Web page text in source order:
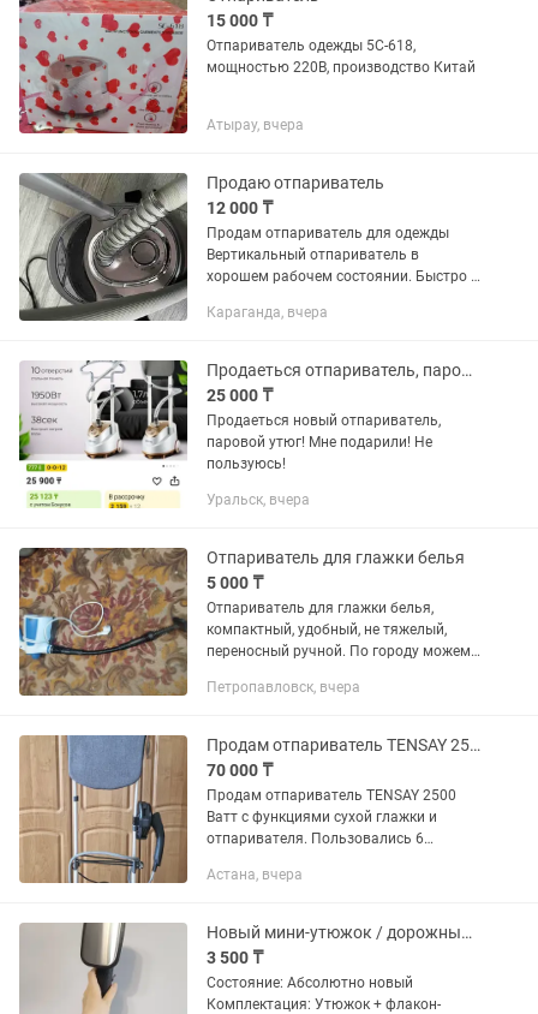
15 000 ₸
Отпариватель одежды 5C-618,
мощностью 220В, производство Китай
Атырау, вчера
Продаю отпариватель
12 000 ₸
Продам отпариватель для одежды
Вертикальный отпариватель в
хорошем рабочем состоянии. Быстро и
подходит для рубашек, платьев,
Караганда, вчера
Продаеться отпариватель, паровой утюг
25 000 ₸
Продаеться новый отпариватель,
паровой утюг! Мне подарили! Не
пользуюсь!
Уральск, вчера
Отпариватель для глажки белья
5 000 ₸
Отпариватель для глажки белья,
компактный, удобный, не тяжелый,
переносный ручной. По городу можем
Петропавловск, вчера
Продам отпариватель TENSAY 2500 Ватт
70 000 ₸
Продам отпариватель TENSAY 2500
Ватт с функциями сухой глажки и
отпаривателя. Пользовались 6
уезжает на учёбу, в этой связи
Астана, вчера
Новый мини-утюжок / дорожный отпариватель для одежды
3 500 ₸
Состояние: Абсолютно новый
Комплектация: Утюжок + флакон-